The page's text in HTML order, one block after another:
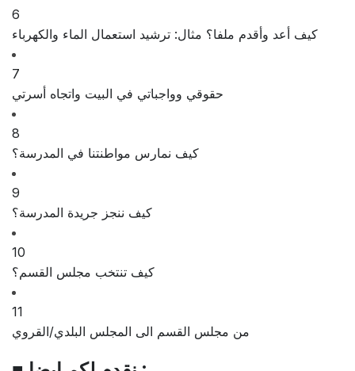
6
كيف أعد وأقدم ملفا؟ مثال: ترشيد استعمال الماء والكهرباء
7
حقوقي وواجباتي في البيت واتجاه أسرتي
8
كيف نمارس مواطنتنا في المدرسة؟
9
كيف ننجز جريدة المدرسة؟
10
كيف تنتخب مجلس القسم؟
11
من مجلس القسم الى المجلس البلدي/القروي